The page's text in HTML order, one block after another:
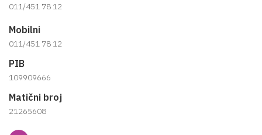
011/451 78 12
Mobilni
011/451 78 12
PIB
109909666
Matični broj
21265608